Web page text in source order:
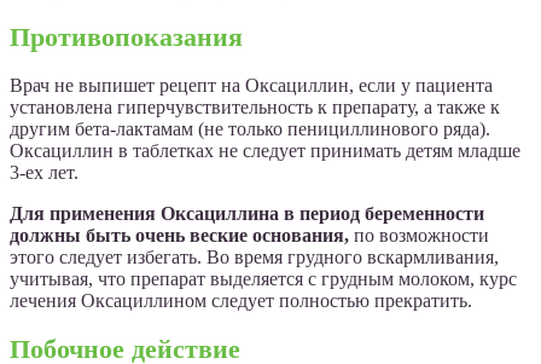
Противопоказания
Врач не выпишет рецепт на Оксациллин, если у пациента
установлена гиперчувствительность к препарату, а также к
другим бета-лактамам (не только пенициллинового ряда).
Оксациллин в таблетках не следует принимать детям младше
3-ех лет.
Для применения Оксациллина в период беременности
должны быть очень веские основания, по возможности
этого следует избегать. Во время грудного вскармливания,
учитывая, что препарат выделяется с грудным молоком, курс
лечения Оксациллином следует полностью прекратить.
Побочное действие